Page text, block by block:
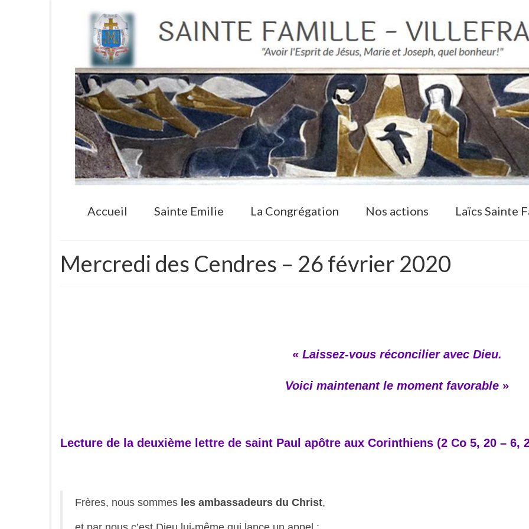
Accueil Sainte Emilie La Congrégation Nos actions Laïcs Sainte
Mercredi des Cendres – 26 février 2020
« Laissez-vous réconcilier avec Dieu.
Voici maintenant le moment favorable»
Lecture de la deuxième lettre de saint Paul apôtre aux Corinthiens (2 Co 5, 20 – 6,
Frères, nous sommes les ambassadeurs du Christ,